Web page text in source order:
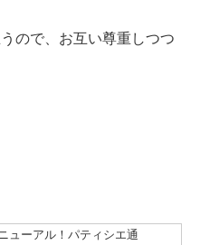
ので、お互い尊重しつつ
ューアル！パティシエ通